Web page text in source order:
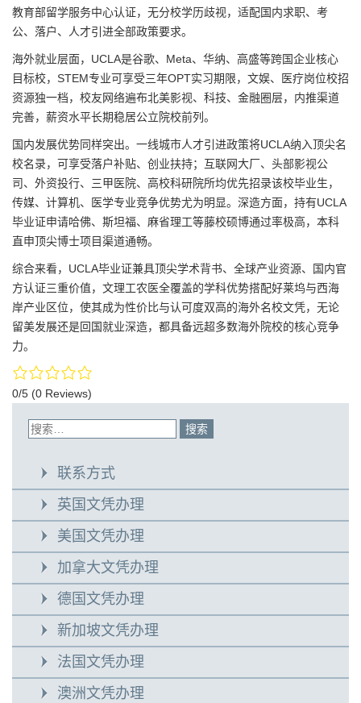
教育部留学服务中心认证，无分校学历歧视，适配国内求职、考
公、落户、人才引进全部政策要求。
海外就业层面，UCLA是谷歌、Meta、华纳、高盛等跨国企业核心
目标校，STEM专业可享受三年OPT实习期限，文娱、医疗岗位校招
资源独一档，校友网络遍布北美影视、科技、金融圈层，内推渠道
完善，薪资水平长期稳居公立院校前列。
国内发展优势同样突出。一线城市人才引进政策将UCLA纳入顶尖名
校名录，可享受落户补贴、创业扶持；互联网大厂、头部影视公
司、外资投行、三甲医院、高校科研院所均优先招录该校毕业生，
传媒、计算机、医学专业竞争优势尤为明显。深造方面，持有UCLA
毕业证申请哈佛、斯坦福、麻省理工等藤校硕博通过率极高，本科
直申顶尖博士项目渠道通畅。
综合来看，UCLA毕业证兼具顶尖学术背书、全球产业资源、国内官
方认证三重价值，文理工农医全覆盖的学科优势搭配好莱坞与西海
岸产业区位，使其成为性价比与认可度双高的海外名校文凭，无论
留美发展还是回国就业深造，都具备远超多数海外院校的核心竞争
力。
0/5 (0 Reviews)
联系方式
英国文凭办理
美国文凭办理
加拿大文凭办理
德国文凭办理
新加坡文凭办理
法国文凭办理
澳洲文凭办理